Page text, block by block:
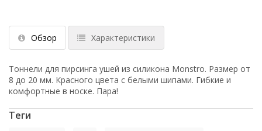
Обзор Характеристики
Тоннели для пирсинга ушей из силикона Monstro. Размер от
8 до 20 мм. Красного цвета с белыми шипами. Гибкие и
комфортные в носке. Пара!
Теги